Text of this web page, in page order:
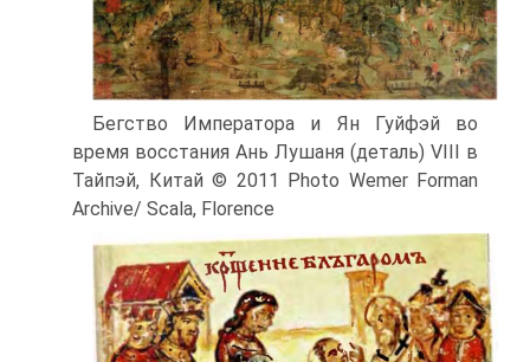
Бегство Императора и Ян Гуйфэй во
время восстания Ань Лушаня (деталь) VIII в
Тайпэй, Китай © 2011 Photo Wemer Forman
Archive/ Scala, Florence